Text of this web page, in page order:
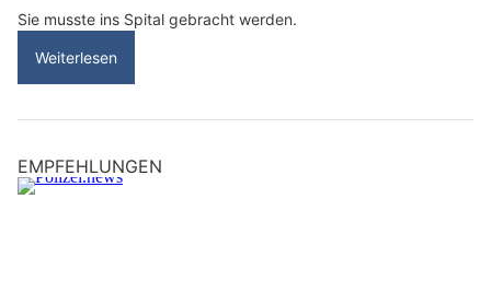
Sie musste ins Spital gebracht werden.
Weiterlesen
EMPFEHLUNGEN